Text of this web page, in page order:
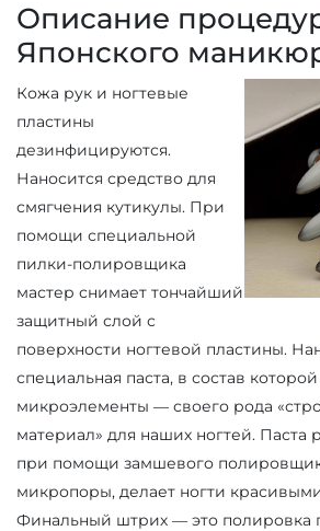
Описание
Японского
Кожа рук и ногтевые
пластины
дезинфицируются.
Наносится средство для
смягчения кутикулы. При
помощи специальной
пилки-полировщика
мастер снимает тончайший
защитный слой с
поверхности ногтевой пластины.
специальная паста, в состав
микроэлементы — своего рода
материал» для наших ногтей. Паста
при помощи замшевого
микропоры, делает ногти
Финальный штрих — это полировка